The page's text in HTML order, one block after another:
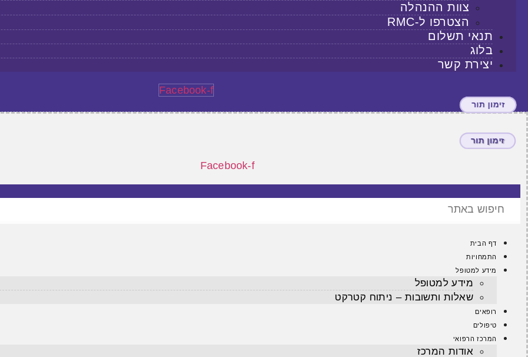
צוות ההנהלה
הצטרפו ל-RMC
תנאי תשלום
בלוג
יצירת קשר
Facebook-f
זימון תור
זימון תור
Facebook-f
דף הבית
התמחויות
מידע למטופל
מידע למטופל
שאלות ותשובות – ניתוח קטרקט
רופאים
טיפולים
המרכז הרפואי
אודות המרכז